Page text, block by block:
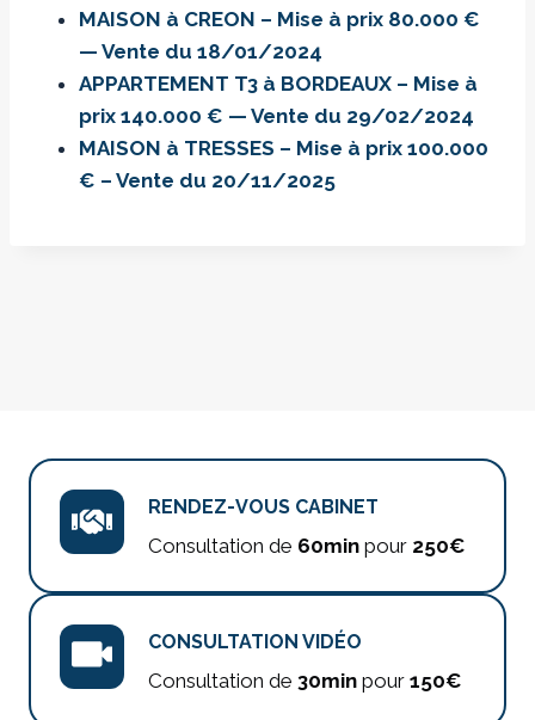
MAISON à CREON – Mise à prix 80.000 €
— Vente du 18/01/2024
APPARTEMENT T3 à BORDEAUX – Mise à
prix 140.000 € — Vente du 29/02/2024
MAISON à TRESSES – Mise à prix 100.000
€ – Vente du 20/11/2025
RENDEZ-VOUS CABINET
Consultation de 60min pour 250€
CONSULTATION VIDÉO
Consultation de 30min pour 150€